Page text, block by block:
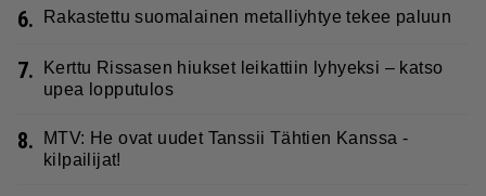
6. Rakastettu suomalainen metalliyhtye tekee paluun
7.
Kerttu Rissasen hiukset leikattiin lyhyeksi – katso
upea lopputulos
8.
MTV: He ovat uudet Tanssii Tähtien Kanssa -
kilpailijat!